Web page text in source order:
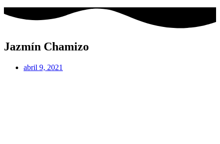
Jazmín Chamizo
abril 9, 2021